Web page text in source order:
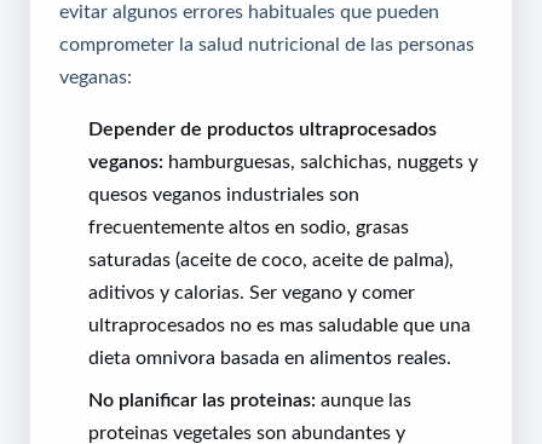
evitar algunos errores habituales que pueden
comprometer la salud nutricional de las personas
veganas:
Depender de productos ultraprocesados
veganos: hamburguesas, salchichas, nuggets y
quesos veganos industriales son
frecuentemente altos en sodio, grasas
saturadas (aceite de coco, aceite de palma),
aditivos y calorias. Ser vegano y comer
ultraprocesados no es mas saludable que una
dieta omnivora basada en alimentos reales.
No planificar las proteinas: aunque las
proteinas vegetales son abundantes y